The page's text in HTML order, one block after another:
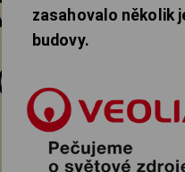
zasahovalo několik
budovy.